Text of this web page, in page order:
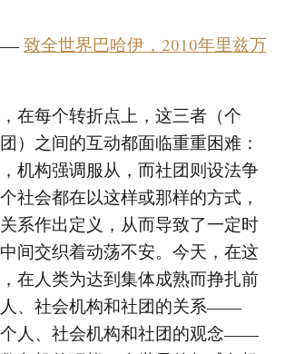
致全世界巴哈伊，2010年里兹万
在每个转折点上，这三者（个
）之间的互动都面临重重困难：
机构强调服从，而社团则设法争
社会都在以这样或那样的方式，
系作出定义，从而导致了一定时
间交织着动荡不安。今天，在这
在人类为达到集体成熟而挣扎前
、社会机构和社团的关系——
人、社会机构和社团的观念——